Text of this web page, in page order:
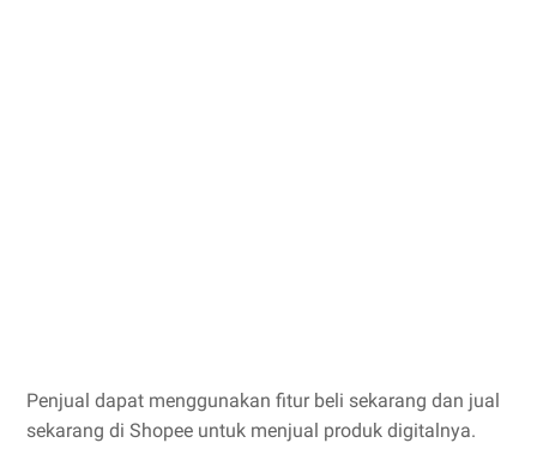
Penjual dapat menggunakan fitur beli sekarang dan jual
sekarang di Shopee untuk menjual produk digitalnya.